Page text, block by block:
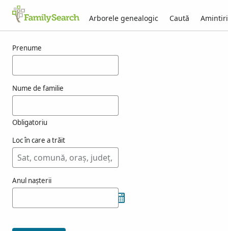
Arborele genealogic Caută Amintiri
Prenume
Nume de familie
Obligatoriu
Loc în care a trăit
Anul nașterii